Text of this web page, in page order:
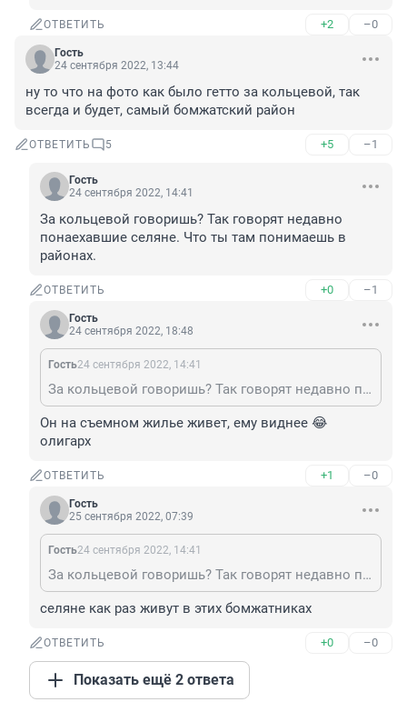
ОТВЕТИТЬ +2 –0
Гость
24 сентября 2022, 13:44
ну то что на фото как было гетто за кольцевой, так
всегда и будет, самый бомжатский район
ОТВЕТИТЬ 5 +5 –1
Гость
24 сентября 2022, 14:41
За кольцевой говоришь? Так говорят недавно
понаехавшие селяне. Что ты там понимаешь в
районах.
ОТВЕТИТЬ +0 –1
Гость
24 сентября 2022, 18:48
Гость24 сентября 2022, 14:41
За кольцевой говоришь? Так говорят недавно понаехавшие селяне. Что ты там понимаешь в районах.
Он на съемном жилье живет, ему виднее 😂
олигарх
ОТВЕТИТЬ +1 –0
Гость
25 сентября 2022, 07:39
Гость24 сентября 2022, 14:41
За кольцевой говоришь? Так говорят недавно понаехавшие селяне. Что ты там понимаешь в районах.
селяне как раз живут в этих бомжатниках
ОТВЕТИТЬ +0 –0
Показать ещё 2 ответа